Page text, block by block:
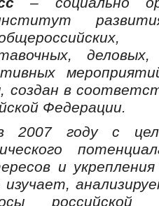
создан в
Федерации.
2007 году с
и
изучает,
российской